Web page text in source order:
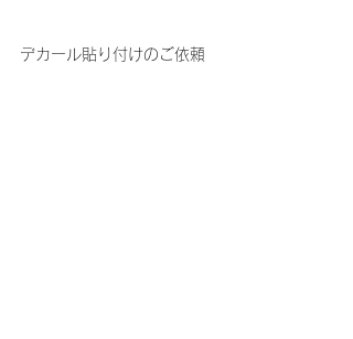
デカール貼り付けのご依頼